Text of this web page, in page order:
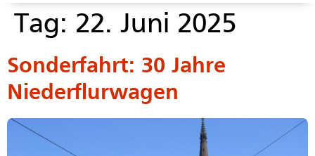
Tag: 22. Juni 2025
Sonderfahrt: 30 Jahre
Niederflurwagen